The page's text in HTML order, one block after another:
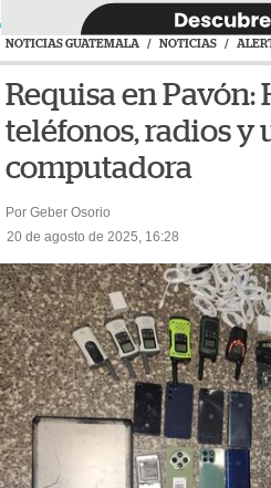
NOTICIAS GUATEMALA / NOTICIAS /
Requisa en Pavón:
teléfonos, radios y
computadora
Por Geber Osorio
20 de agosto de 2025, 16:28